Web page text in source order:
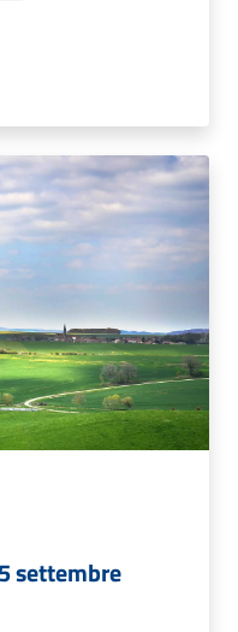
settembre